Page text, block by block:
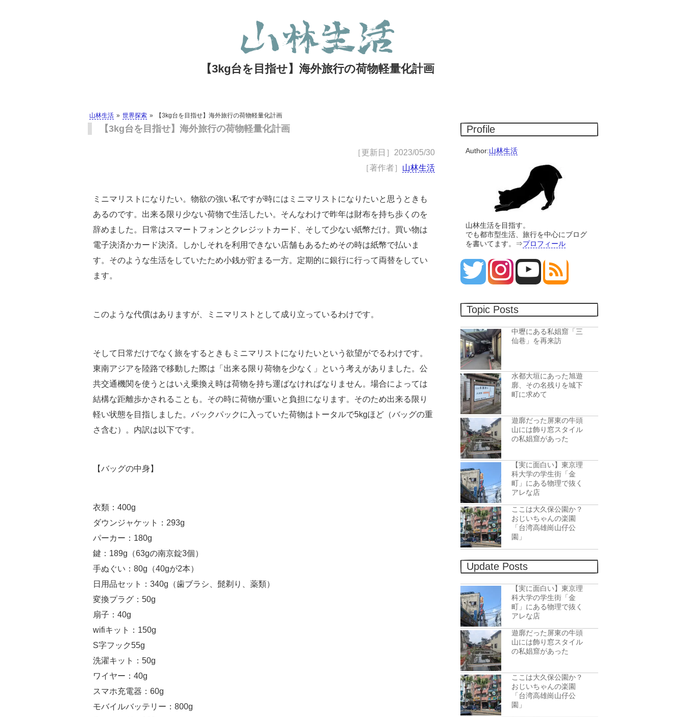
【3kg台を目指せ】海外旅行の荷物軽量化計画
山林生活 世界探索 【3kg台を目指せ】海外旅行の荷物軽量化計画
【3kg台を目指せ】海外旅行の荷物軽量化計画
［更新日］ 2023/05/30
［著作者］ 山林生活
ミニマリストになりたい。物欲の強い私ですが時にはミニマリストになりたいと思うときも
あるのです。出来る限り少ない荷物で生活したい。そんなわけで昨年は財布を持ち歩くのを
辞めました。日常はスマートフォンとクレジットカード、そして少ない紙幣だけ。買い物は
電子決済かカード決済。しかしそれを利用できない店舗もあるためその時は紙幣で払いま
す。そのような生活をしていたため小銭が貯まる一方。定期的に銀行に行って両替をしてい
ます。
このような代償はありますが、ミニマリストとして成り立っているわけです。
そして日常だけでなく旅をするときもミニマリストになりたいという欲望がでるわけです。
東南アジアを陸路で移動した際は「出来る限り荷物を少なく」という考えがありました。公
共交通機関を使うとはいえ乗換え時は荷物を持ち運ばなければなりません。場合によっては
結構な距離歩かされることも。その時に荷物が重いと負担になります。そのため出来る限り
軽い状態を目指しました。バックパックに入っていた荷物はトータルで5kgほど（バッグの重
さ含む）。内訳は以下です。
【バッグの中身】
衣類：400g
ダウンジャケット：293g
パーカー：180g
鍵：189g（63gの南京錠3個）
手ぬぐい：80g（40gが2本）
日用品セット：340g（歯ブラシ、髭剃り、薬類）
変換プラグ：50g
扇子：40g
wifiキット：150g
S字フック55g
洗濯キット：50g
ワイヤー：40g
スマホ充電器：60g
モバイルバッテリー：800g
Profile
Author:山林生活
山林生活を目指す。
でも都市型生活、旅行を中心にブログ
を書いてます。⇒プロフィール
Topic Posts
中壢にある私娼窟「三
仙巷」を再来訪
水都大垣にあった旭遊
廓、その名残りを城下
町に求めて
遊廓だった屏東の牛頭
山には飾り窓スタイル
の私娼窟があった
【実に面白い】東京理
科大学の学生街「金
町」にある物理で抜く
アレな店
ここは大久保公園か？
おじいちゃんの楽園
「台湾高雄崗山仔公
園」
Update Posts
【実に面白い】東京理
科大学の学生街「金
町」にある物理で抜く
アレな店
遊廓だった屏東の牛頭
山には飾り窓スタイル
の私娼窟があった
ここは大久保公園か？
おじいちゃんの楽園
「台湾高雄崗山仔公
園」